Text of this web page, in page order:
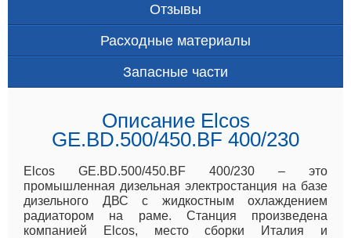
Отзывы
Расходные материалы
Запасные части
Описание Elcos
GE.BD.500/450.BF 400/230
Elcos GE.BD.500/450.BF 400/230 – это
промышленная дизельная электростанция на базе
дизельного ДВС с жидкостным охлаждением
радиатором на раме. Станция произведена
компанией Elcos, место сборки Италия и